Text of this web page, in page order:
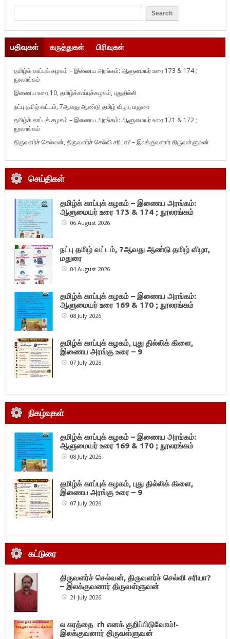
பதிவுகள் கருத்துகள் பிரிவுகள்
தமிழ்க் காப்புக் கழகம் – இணைய அரங்கம்: ஆளுமையர் உரை 173 & 174 ;
நூலரங்கம்
இணைய உரை 10, தமிழ்க்காப்புக்கழகம், புதுதில்லி
நட்பு தமிழ் வட்டம், 7ஆவது ஆண்டு தமிழ் விழா, மதுரை
தமிழ்க் காப்புக் கழகம் – இணைய அரங்கம்: ஆளுமையர் உரை 171 & 172 ;
நூலரங்கம்
திருவளர்ச் செல்வன், திருவளர்ச் செல்வி சரியா? – இலக்குவனார் திருவள்ளுவன்
செய்திகள்
தமிழ்க் காப்புக் கழகம் – இணைய அரங்கம்:
ஆளுமையர் உரை 173 & 174 ; நூலரங்கம்
06 August 2026
நட்பு தமிழ் வட்டம், 7ஆவது ஆண்டு தமிழ் விழா,
மதுரை
04 August 2026
தமிழ்க் காப்புக் கழகம் – இணைய அரங்கம்:
ஆளுமையர் உரை 169 & 170 ; நூலரங்கம்
08 July 2026
தமிழ்க் காப்புக் கழகம், புது தில்லிக் கிளை,
இணைய அரங்கு உரை – 9
07 July 2026
நிகழ்வுகள்
தமிழ்க் காப்புக் கழகம் – இணைய அரங்கம்:
ஆளுமையர் உரை 169 & 170 ; நூலரங்கம்
08 July 2026
தமிழ்க் காப்புக் கழகம், புது தில்லிக் கிளை,
இணைய அரங்கு உரை – 9
07 July 2026
கட்டுரை
திருவளர்ச் செல்வன், திருவளர்ச் செல்வி சரியா?
– இலக்குவனார் திருவள்ளுவன்
21 July 2026
ல கரத்தை rh எனக் குறிப்பிடுவோம்!-
இலக்குவனார் திருவள்ளுவன்